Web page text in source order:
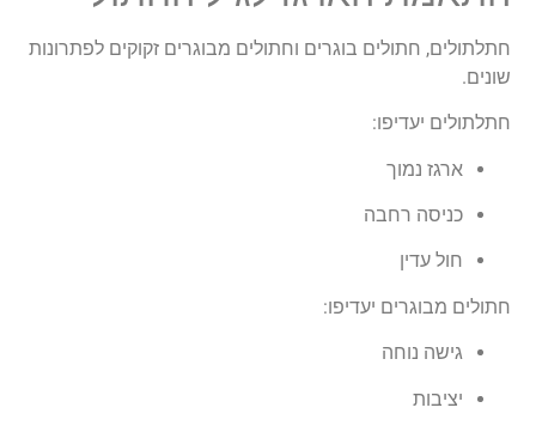
חתלתולים, חתולים בוגרים וחתולים מבוגרים זקוקים לפתרונות
שונים.
חתלתולים יעדיפו:
ארגז נמוך
כניסה רחבה
חול עדין
חתולים מבוגרים יעדיפו:
גישה נוחה
יציבות